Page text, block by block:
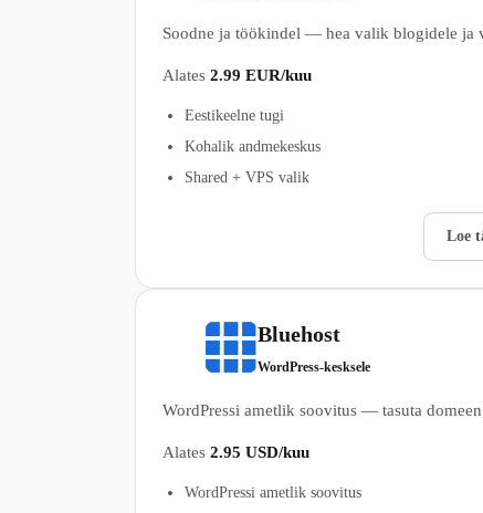
Soodne ja töökindel — hea valik blogidele ja
Alates 2.99 EUR/kuu
Eestikeelne tugi
Kohalik andmekeskus
Shared + VPS valik
Loe
Bluehost
WordPress-kesksele
WordPressi ametlik soovitus — tasuta
Alates 2.95 USD/kuu
WordPressi ametlik soovitus